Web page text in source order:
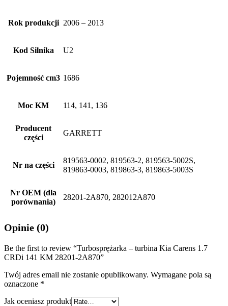
Rok produkcji 2006 – 2013
Kod Silnika U2
Pojemność cm3 1686
Moc KM 114, 141, 136
Producent
części
GARRETT
Nr na części
819563-0002, 819563-2, 819563-5002S,
819863-0003, 819863-3, 819863-5003S
Nr OEM (dla
porównania)
28201-2A870, 282012A870
Opinie (0)
Be the first to review “Turbosprężarka – turbina Kia Carens 1.7
CRDi 141 KM 28201-2A870”
Twój adres email nie zostanie opublikowany. Wymagane pola są
oznaczone *
Jak oceniasz produkt